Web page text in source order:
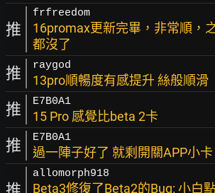
推
frfreedom
16promax更新完畢，非常順，
都沒了
推 raygod
13pro順暢度有感提升 絲般順滑
推 E7B0A1
15 Pro 感覺比beta 2卡
推 E7B0A1
過一陣子好了 就剩開關APP小卡
推
allomorph918
Beta3修復了Beta2的Bug: 小白